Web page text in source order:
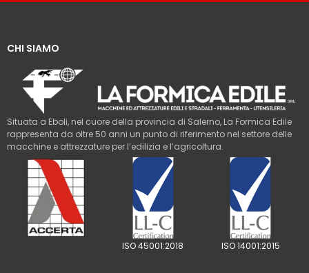
CHI SIAMO
Situata a Eboli, nel cuore della provincia di Salerno, La Formica Edile
rappresenta da oltre 50 anni un punto di riferimento nel settore delle
macchine e attrezzature per l’edilizia e l’agricoltura.
ISO 45001:2018 ISO 14001:2015